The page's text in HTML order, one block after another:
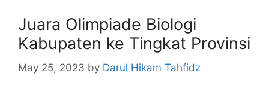
Juara Olimpiade Biologi
Kabupaten ke Tingkat Provinsi
May 25, 2023 by Darul Hikam Tahfidz